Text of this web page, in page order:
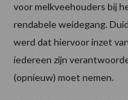
voor melkveehouders bij
rendabele weidegang.
werd dat hiervoor inzet
iedereen zijn
(opnieuw) moet nemen.